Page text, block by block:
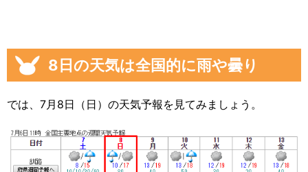
8日の天気は全国的に雨や曇り
では、7月8日（日）の天気予報を見てみましょう。